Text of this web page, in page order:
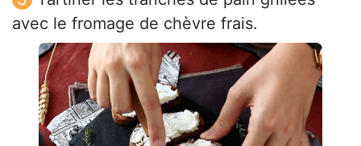
avec le fromage de chèvre frais.